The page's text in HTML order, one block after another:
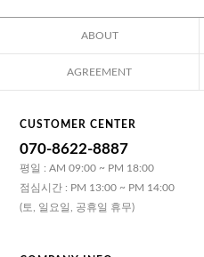
ABOUT
AGREEMENT
CUSTOMER CENTER
070-8622-8887
평일 : AM 09:00 ~ PM 18:00
점심시간 : PM 13:00 ~ PM 14:00
(토, 일요일, 공휴일 휴무)